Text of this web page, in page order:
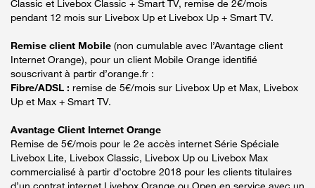
Classic et Livebox Classic + Smart TV, remise de 2€/mois
pendant 12 mois sur Livebox Up et Livebox Up + Smart TV.
Remise client Mobile (non cumulable avec l’Avantage client
Internet Orange), pour un client Mobile Orange identifié
souscrivant à partir d’orange.fr :
Fibre/ADSL : remise de 5€/mois sur Livebox Up et Max, Livebox
Up et Max + Smart TV.
Avantage Client Internet Orange
Remise de 5€/mois pour le 2e accès internet Série Spéciale
Livebox Lite, Livebox Classic, Livebox Up ou Livebox Max
commercialisé à partir d’octobre 2018 pour les clients titulaires
d’un contrat internet Livebox Orange ou Open en service avec un